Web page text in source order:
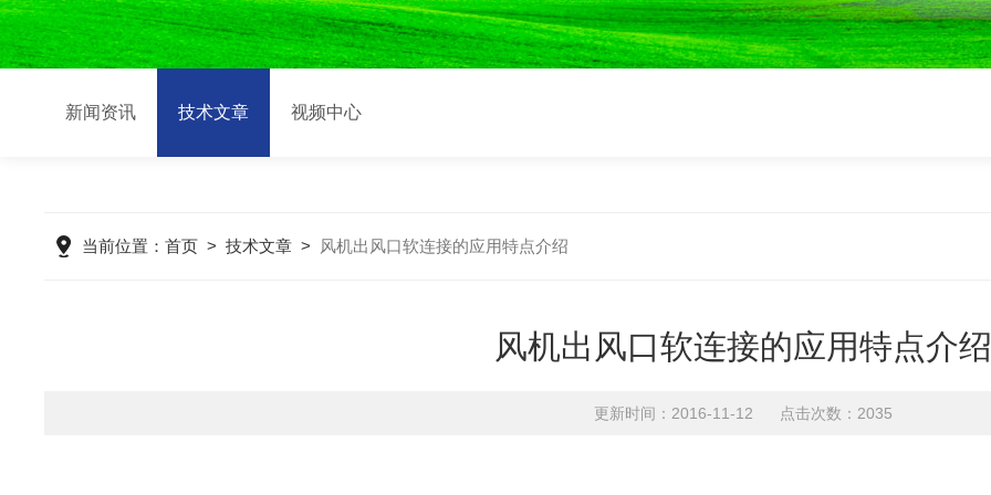
新闻资讯 技术文章 视频中心
当前位置：首页 >技术文章 > 风机出风口软连接的应用特点介绍
风机出风口软连接的应用特点介绍
更新时间：2016-11-12 点击次数：2035